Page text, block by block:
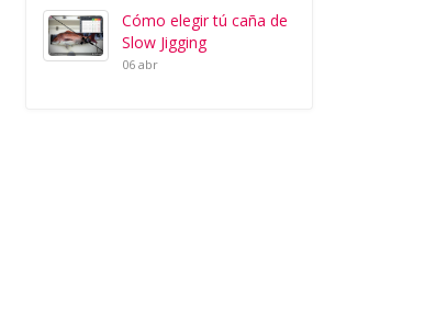
Cómo elegir tú caña de
Slow Jigging
06 abr